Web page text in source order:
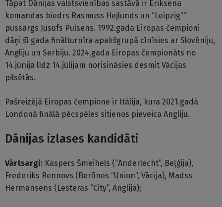
Tāpat Dānijas valstsvienības sastāvā ir Ēriksena
komandas biedrs Rasmuss Hejlunds un “Leipzig””
pussargs Jusufs Pulsens. 1992.gada Eiropas čempioni
dāņi šī gada finālturnīra apakšgrupā cīnīsies ar Slovēniju,
Angliju un Serbiju. 2024.gada Eiropas čempionāts no
14.jūnija līdz 14.jūlijam norisināsies desmit Vācijas
pilsētās.
Pašreizējā Eiropas čempione ir Itālija, kura 2021.gadā
Londonā finālā pēcspēles sitienos pieveica Angliju.
Dānijas izlases kandidāti
Vārtsargi: Kaspers Šmeihels (“Anderlecht”, Beļģija),
Frederiks Rennovs (Berlīnes “Union”, Vācija), Madss
Hermansens (Lesteras “City”, Anglija);